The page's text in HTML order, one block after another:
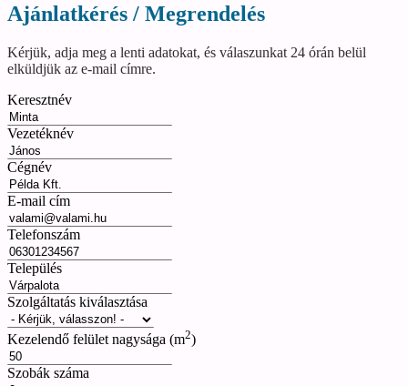
Ajánlatkérés / Megrendelés
Kérjük, adja meg a lenti adatokat, és válaszunkat 24 órán belül
elküldjük az e-mail címre.
Keresztnév
Vezetéknév
Cégnév
E-mail cím
Telefonszám
Település
Szolgáltatás kiválasztása
Kezelendő felület nagysága (m2)
Szobák száma